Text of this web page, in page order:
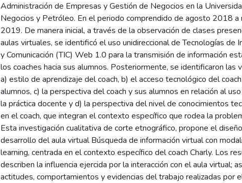
Administración de Empresas y Gestión de Negocios en la
Negocios y Petróleo. En el periodo comprendido de agosto 2018 a
2019. De manera inicial, a través de la observación de clases
aulas virtuales, se identificó el uso unidireccional de Tecnologías de
y Comunicación (TIC) Web 1.0 para la transmisión de información
los coaches hacia sus alumnos. Posteriormente, se identificaron las
a) estilo de aprendizaje del coach, b) el acceso tecnológico del
alumnos, c) la perspectiva del coach y sus alumnos en relación al
la práctica docente y d) la perspectiva del nivel de conocimientos
en el coach, que integran el contexto específico que rodea la
Esta investigación cualitativa de corte etnográfico, propone el
desarrollo del aula virtual Búsqueda de información virtual con
learning, centrada en el contexto específico del coach Charly. Los
describen la influencia ejercida por la interacción con el aula virtual;
actitudes, comportamientos y evidencias del trabajo realizadas por